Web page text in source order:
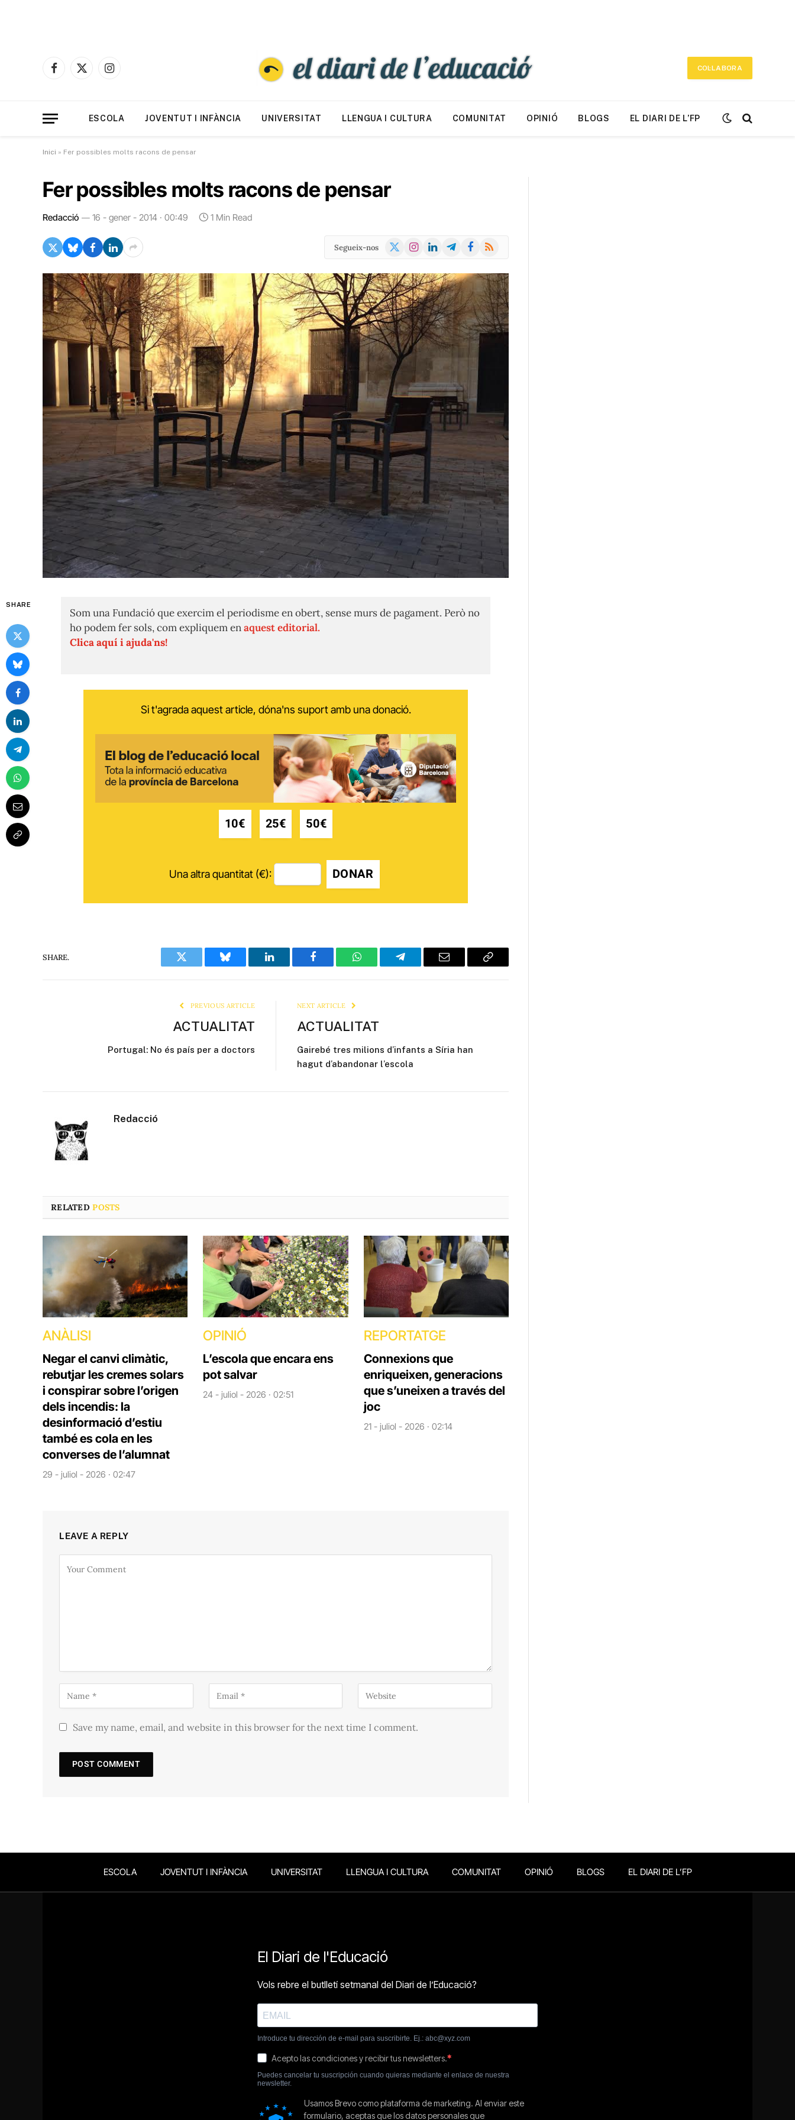
Facebook
X
Instagram
COL·LABORA
ESCOLA JOVENTUT I INFÀNCIA UNIVERSITAT LLENGUA I CULTURA COMUNITAT OPINIÓ BLOGS EL DIARI DE L’FP
Inici » Fer possibles molts racons de pensar
Fer possibles molts racons de pensar
Redacció 16 - gener - 2014 · 00:49 1 Min Read
Segueix-nos
X
Instagram
LinkedInTelegramFacebook
RSS
SHARE
Som una Fundació que exercim el periodisme en obert, sense murs de pagament. Però no
ho podem fer sols, com expliquem enaquest editorial.
Clica aquí i ajuda'ns!
Si t'agrada aquest article, dóna'ns suport amb una donació.
10€ 25€ 50€
Una altra quantitat (€): DONAR
SHARE.
Twitter Bluesky LinkedIn Facebook WhatsAppTelegram Email
Copy
PREVIOUS ARTICLE
ACTUALITAT
Portugal: No és país per a doctors
NEXT ARTICLE
ACTUALITAT
Gairebé tres milions d’infants a Síria han
hagut d’abandonar l’escola
Redacció
RELATEDPOSTS
ANÀLISI
Negar el canvi climàtic,
rebutjar les cremes solars
i conspirar sobre l’origen
dels incendis: la
desinformació d’estiu
també es cola en les
converses de l’alumnat
29 - juliol - 2026 · 02:47
OPINIÓ
L’escola que encara ens
pot salvar
24 - juliol - 2026 · 02:51
REPORTATGE
Connexions que
enriqueixen, generacions
que s’uneixen a través del
joc
21 - juliol - 2026 · 02:14
LEAVE A REPLY
Save my name, email, and website in this browser for the next time I comment.
ESCOLA JOVENTUT I INFÀNCIA UNIVERSITAT LLENGUA I CULTURA COMUNITAT OPINIÓ BLOGS EL DIARI DE L’FP